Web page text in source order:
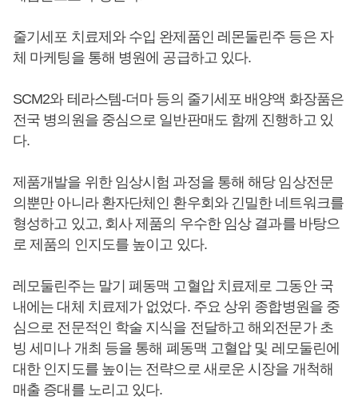
줄기세포 치료제와 수입 완제품인 레몬둘린주 등은 자
체 마케팅을 통해 병원에 공급하고 있다.
SCM2와 테라스템-더마 등의 줄기세포 배양액 화장품은
전국 병의원을 중심으로 일반판매도 함께 진행하고 있
다.
제품개발을 위한 임상시험 과정을 통해 해당 임상전문
의뿐만 아니라 환자단체인 환우회와 긴밀한 네트워크를
형성하고 있고, 회사 제품의 우수한 임상 결과를 바탕으
로 제품의 인지도를 높이고 있다.
레모둘린주는 말기 폐동맥 고혈압 치료제로 그동안 국
내에는 대체 치료제가 없었다. 주요 상위 종합병원을 중
심으로 전문적인 학술 지식을 전달하고 해외전문가 초
빙 세미나 개최 등을 통해 폐동맥 고혈압 및 레모둘린에
대한 인지도를 높이는 전략으로 새로운 시장을 개척해
매출 증대를 노리고 있다.